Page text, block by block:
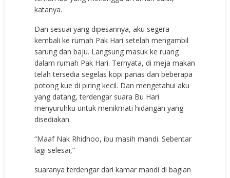
katanya.
Dan sesuai yang dipesannya, aku segera
kembali ke rumah Pak Hari setelah mengambil
sarung dan baju. Langsung masuk ke ruang
dalam rumah Pak Hari. Ternyata, di meja makan
telah tersedia segelas kopi panas dan beberapa
potong kue di piring kecil. Dan mengetahui aku
yang datang, terdengar suara Bu Hari
menyuruhku untuk menikmati hidangan yang
disediakan.
“Maaf Nak Rhidhoo, ibu masih mandi. Sebentar
lagi selesai,”
suaranya terdengar dari kamar mandi di bagian